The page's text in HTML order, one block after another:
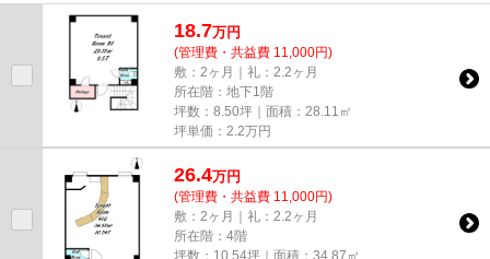
尚、弊社ではおとり広告は一切...
18.7万円
(管理費・共益費 11,000円)
敷：2ヶ月｜礼：2.2ヶ月
所在階：地下1階
坪数：8.50坪｜面積：28.11㎡
坪単価： 2.2万円
26.4万円
(管理費・共益費 11,000円)
敷：2ヶ月｜礼：2.2ヶ月
所在階：4階
坪数：10.54坪｜面積：34.87㎡